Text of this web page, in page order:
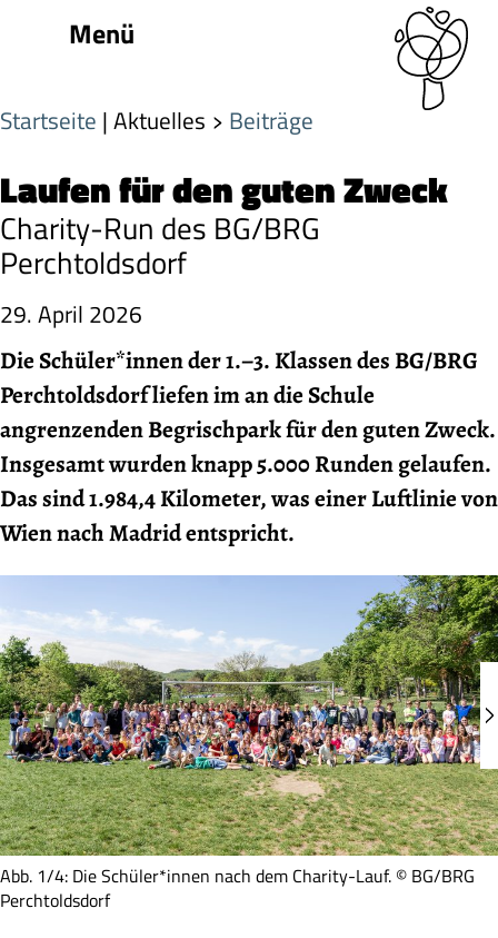
Menü
Startseite | Aktuelles Beiträge
Laufen für den guten Zweck
Charity-Run des BG/BRG
Perchtoldsdorf
29. April 2026
Die Schüler*innen der 1.–3. Klassen des BG/BRG
Perchtoldsdorf liefen im an die Schule
angrenzenden Begrischpark für den guten Zweck.
Insgesamt wurden knapp 5.000 Runden gelaufen.
Das sind 1.984,4 Kilometer, was einer Luftlinie von
Wien nach Madrid entspricht.
Abb. 1/4: Die Schüler*innen nach dem Charity-Lauf. © BG/BRG
Perchtoldsdorf